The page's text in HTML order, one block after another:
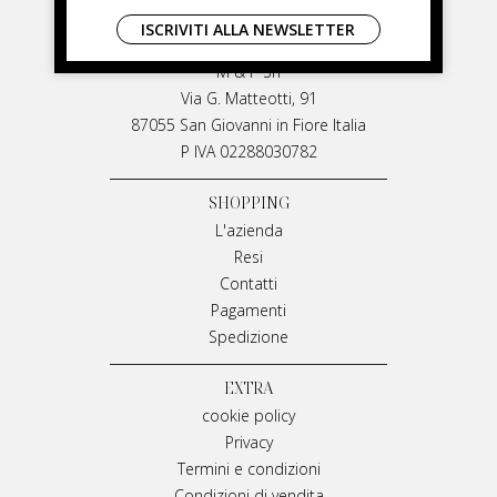
LIVIANA MIRARCHI
M & P Srl
Via G. Matteotti, 91
87055 San Giovanni in Fiore Italia
P IVA 02288030782
SHOPPING
L'azienda
Resi
Contatti
Pagamenti
Spedizione
EXTRA
cookie policy
Privacy
Termini e condizioni
ISCRIVITI ALLA NEWSLETTER